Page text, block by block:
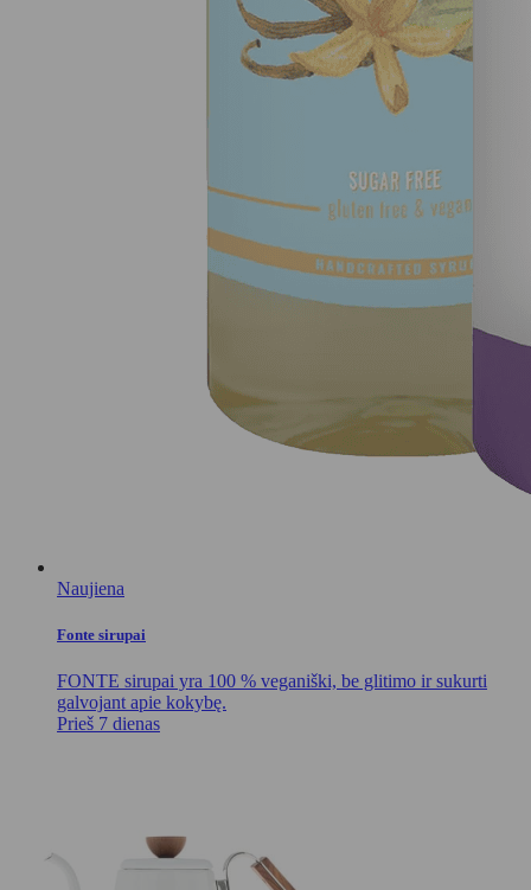
Naujiena
Fonte sirupai
FONTE sirupai yra 100 % veganiški, be glitimo ir sukurti
galvojant apie kokybę.
Prieš 7 dienas